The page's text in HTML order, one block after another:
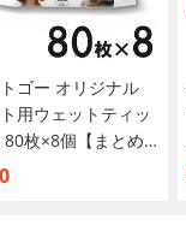
ゴー オリジナル
用ウェットティッ
80枚×8個【まとめ